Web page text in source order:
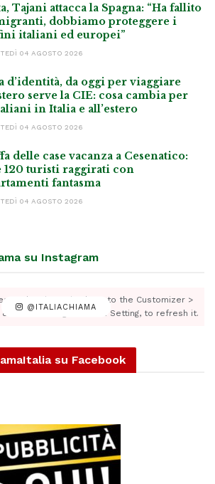
Tajani attacca la Spagna: “Ha fallito
dobbiamo proteggere i
italiani ed europei”
04 AGOSTO 2026
d’identità, da oggi per viaggiare
serve la CIE: cosa cambia per
in Italia e all’estero
04 AGOSTO 2026
delle case vacanza a Cesenatico:
120 turisti raggirati con
fantasma
04 AGOSTO 2026
su Instagram
@ITALIACHIAMA
Token is expired, Go to the Customizer >
View > Instagram Feed Setting, to refresh it.
su Facebook